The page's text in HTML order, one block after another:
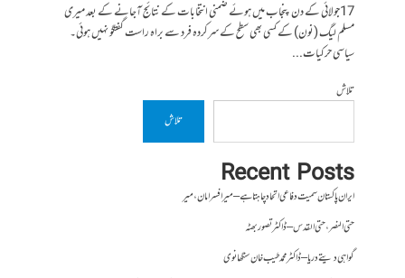
17جولائی کے دن پنجاب میں ہوئے ضمنی انتخابات کے نتائج آجانے کے بعد میری
مسلم لیگ (نون) کے کسی بھی سطح کے سرکردہ فرد سے براہ راست گفتگو نہیں ہوئی۔
سیاسی حرکیات...
تلاش
تلاش
Recent Posts
ایران پاکستان سمیت دفاعی اتحاد چاہتا ہے – میر افسر امان،میر
حتی النصر ، حتی القدس – ڈاکٹر تصور بھٹہ
گواہی دیتے دریا – ڈاکٹر محمد طیب خان سنگھانوی